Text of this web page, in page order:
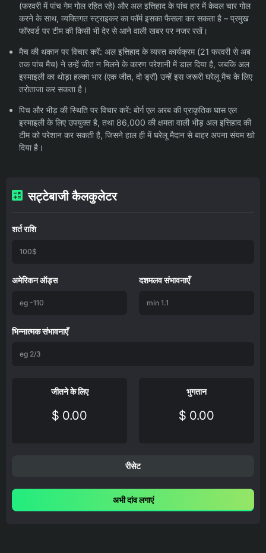
(फरवरी में पांच गेम गोल रहित रहे) और अल इत्तिहाद के पांच हार में केवल चार गोल
करने के साथ, व्यक्तिगत स्ट्राइकर का फॉर्म इसका फैसला कर सकता है – प्रमुख
फॉरवर्ड पर टीम की किसी भी देर से आने वाली खबर पर नजर रखें।
मैच की थकान पर विचार करें: अल इत्तिहाद के व्यस्त कार्यक्रम (21 फरवरी से अब
तक पांच मैच) ने उन्हें जीत न मिलने के कारण परेशानी में डाल दिया है, जबकि अल
इस्माइली का थोड़ा हल्का भार (एक जीत, दो ड्रॉ) उन्हें इस जरूरी घरेलू मैच के लिए
तरोताजा कर सकता है।
पिच और भीड़ की स्थिति पर विचार करें: बोर्ग एल अरब की प्राकृतिक घास एल
इस्माइली के लिए उपयुक्त है, तथा 86,000 की क्षमता वाली भीड़ अल इत्तिहाद की
टीम को परेशान कर सकती है, जिसने हाल ही में घरेलू मैदान से बाहर अपना संयम खो
दिया है।
सट्टेबाजी कैलकुलेटर
शर्त राशि
अमेरिकन ऑड्स दशमलव संभावनाएँ
भिन्नात्मक संभावनाएँ
जीतने के लिए
$ 0.00
भुगतान
$ 0.00
रीसेट
अभी दांव लगाएं